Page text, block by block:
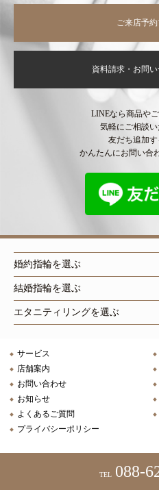
ご来店予
資料請求・お問
LINEなら商品やご
気軽にご相談い
友だち追加す
かんたんにお問い合
婚約指輪を選ぶ
結婚指輪を選ぶ
エタニティリングを選ぶ
サービス
店舗案内
お問い合わせ
お知らせ
よくあるご質問
プライバシーポリシー
TEL 088-